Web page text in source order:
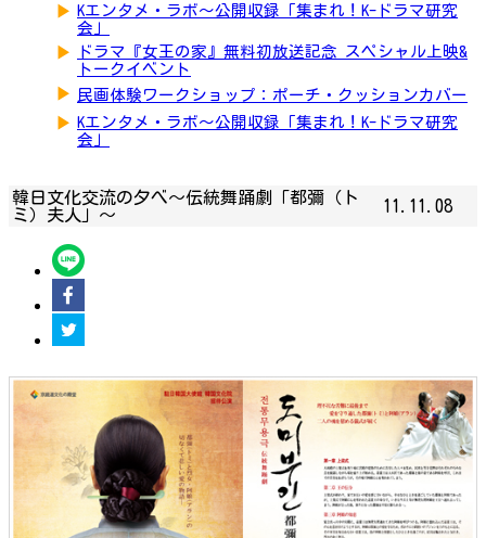
▶ Kエンタメ・ラボ～公開収録「集まれ！K-ドラマ研究
会」
▶
ドラマ『女王の家』無料初放送記念 スペシャル上映&
トークイベント
▶ 民画体験ワークショップ：ポーチ・クッションカバー
▶ Kエンタメ・ラボ～公開収録「集まれ！K-ドラマ研究
会」
韓日文化交流の夕べ～伝統舞踊劇「都彌（ト
ミ）夫人」～
11.11.08